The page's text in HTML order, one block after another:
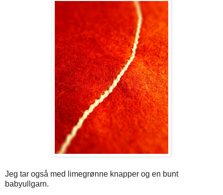
Jeg tar også med limegrønne knapper og en bunt
babyullgarn.